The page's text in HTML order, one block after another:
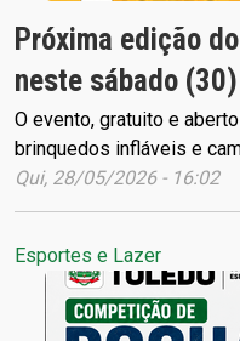
Próxima edição
neste sábado
O evento, gratuito e
brinquedos infláveis e
Qui, 28/05/2026 - 16:02
Esportes e Lazer